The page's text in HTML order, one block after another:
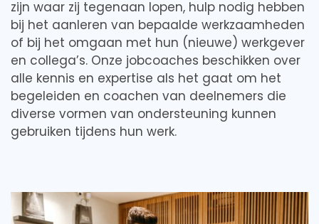
zijn waar zij tegenaan lopen, hulp nodig hebben
bij het aanleren van bepaalde werkzaamheden
of bij het omgaan met hun (nieuwe) werkgever
en collega’s. Onze jobcoaches beschikken over
alle kennis en expertise als het gaat om het
begeleiden en coachen van deelnemers die
diverse vormen van ondersteuning kunnen
gebruiken tijdens hun werk.